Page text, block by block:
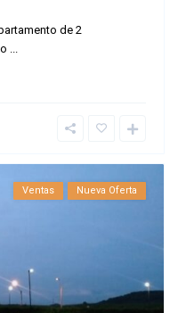
de 2
Ventas Nueva Oferta